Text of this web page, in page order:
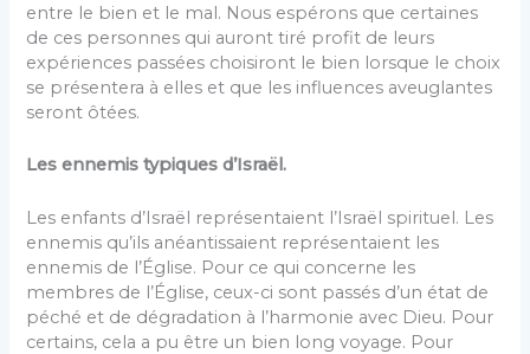
entre le bien et le mal. Nous espérons que certaines
de ces personnes qui auront tiré profit de leurs
expériences passées choisiront le bien lorsque le choix
se présentera à elles et que les influences aveuglantes
seront ôtées.
Les ennemis typiques d’Israël.
Les enfants d’Israël représentaient l’Israël spirituel. Les
ennemis qu’ils anéantissaient représentaient les
ennemis de l’Église. Pour ce qui concerne les
membres de l’Église, ceux-ci sont passés d’un état de
péché et de dégradation à l’harmonie avec Dieu. Pour
certains, cela a pu être un bien long voyage. Pour